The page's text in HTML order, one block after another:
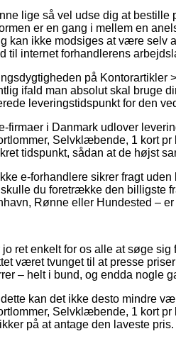
lige så vel udse dig at
er en gang i mellem en
kan ikke modsiges at være selv
til internet forhandlerens
på Kontorartikler
ifald man absolut skal bruge
leveringstidspunkt for den
firmaer i Danmark udlover
Selvklæbende, 1 kort pr
tidspunkt, sådan at de højst
e-forhandlere sikrer fragt uden
du foretrække den billigste
Rønne eller Hundested –
jo ret enkelt for os alle at søge
været tvunget til at presse
– helt i bund, og endda nogle
kan det ikke desto mindre
Selvklæbende, 1 kort pr
på at antage den laveste pris.